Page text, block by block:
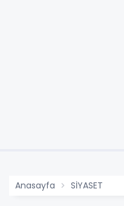
Anasayfa SİYASET